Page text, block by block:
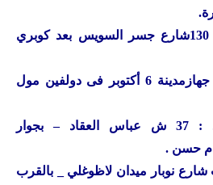
فرع مصر الجديدة: 130شارع جسر السويس بعد كوبري
فرع 6أكتوبر : أمام جهازمدينة 6 أكتوبر فى دولفين مول
فرع عباس_العقاد : 37 ش عباس العقاد – بجوار
ام حسن .
لاظوغلي :14 ب شارع نوبار ميدان لاظوغلي _ بالقرب